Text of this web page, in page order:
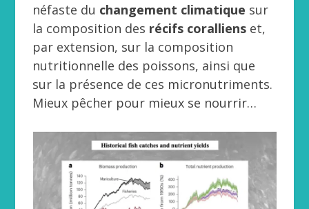
néfaste du changement climatique sur
la composition des récifs coralliens et,
par extension, sur la composition
nutritionnelle des poissons, ainsi que
sur la présence de ces micronutriments.
Mieux pêcher pour mieux se nourrir…